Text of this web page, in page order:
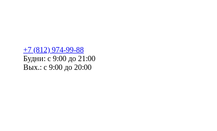
+7 (812) 974-99-88
Будни: с 9:00 до 21:00
Вых.: с 9:00 до 20:00